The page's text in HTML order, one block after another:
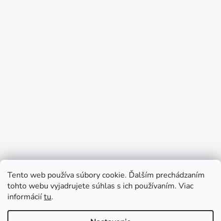
Tento web používa súbory cookie. Ďalším prechádzaním
tohto webu vyjadrujete súhlas s ich používaním. Viac
informáciítu.